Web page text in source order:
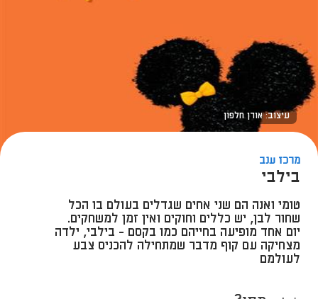
עיצוב: אורן חלפון
מרכז ענב
בילבי
טומי ואנה הם שני אחים שגדלים בעולם בו הכל
שחור לבן, יש כללים וחוקים ואין זמן למשחקים.
יום אחד מופיעה בחייהם כמו בקסם - בילבי, ילדה
מצחיקה עם קוף מדבר שמתחילה להכניס צבע
לעולמם